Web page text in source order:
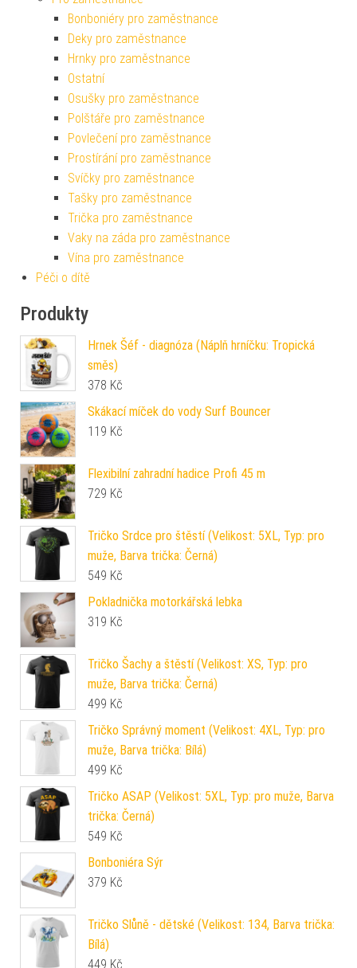
Bonboniéry pro zaměstnance
Deky pro zaměstnance
Hrnky pro zaměstnance
Ostatní
Osušky pro zaměstnance
Polštáře pro zaměstnance
Povlečení pro zaměstnance
Prostírání pro zaměstnance
Svíčky pro zaměstnance
Tašky pro zaměstnance
Trička pro zaměstnance
Vaky na záda pro zaměstnance
Vína pro zaměstnance
Péči o dítě
Produkty
Hrnek Šéf - diagnóza (Náplň hrníčku: Tropická
směs)
378 Kč
Skákací míček do vody Surf Bouncer
119 Kč
Flexibilní zahradní hadice Profi 45 m
729 Kč
Tričko Srdce pro štěstí (Velikost: 5XL, Typ: pro
muže, Barva trička: Černá)
549 Kč
Pokladnička motorkářská lebka
319 Kč
Tričko Šachy a štěstí (Velikost: XS, Typ: pro
muže, Barva trička: Černá)
499 Kč
Tričko Správný moment (Velikost: 4XL, Typ: pro
muže, Barva trička: Bílá)
499 Kč
Tričko ASAP (Velikost: 5XL, Typ: pro muže, Barva
trička: Černá)
549 Kč
Bonboniéra Sýr
379 Kč
Tričko Slůně - dětské (Velikost: 134, Barva trička:
Bílá)
449 Kč